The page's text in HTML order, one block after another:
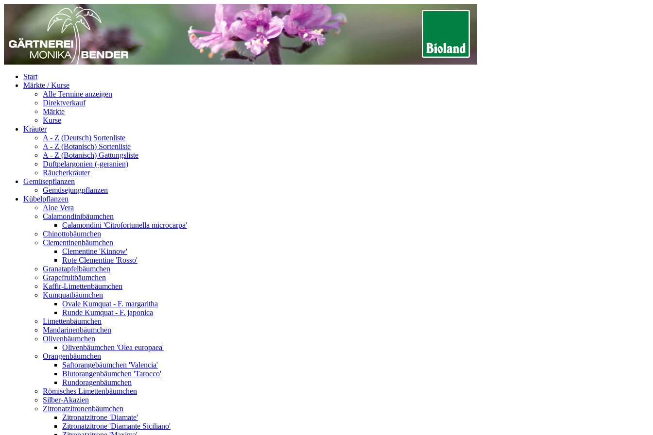
Start
Märkte / Kurse
Alle Termine anzeigen
Direktverkauf
Märkte
Kurse
Kräuter
A - Z (Deutsch) Sortenliste
A - Z (Botanisch) Sortenliste
A - Z (Botanisch) Gattungsliste
Duftpelargonien (-geranien)
Räucherkräuter
Gemüsepflanzen
Gemüsejungpflanzen
Kübelpflanzen
Aloe Vera
Calamondinibäumchen
Calamondini 'Citrofortunella microcarpa'
Chinottobäumchen
Clementinenbäumchen
Clementine 'Kinnow'
Rote Clementine 'Rosso'
Granatapfelbäumchen
Grapefruitbäumchen
Kaffir-Limettenbäumchen
Kumquatbäumchen
Ovale Kumquat - F. margaritha
Runde Kumquat - F. japonica
Limettenbäumchen
Mandarinenbäumchen
Olivenbäumchen
Olivenbäumchen 'Olea europaea'
Orangenbäumchen
Saftorangebäumchen 'Valencia'
Blutorangenbäumchen 'Tarocco'
Rundoragenbäumchen
Römisches Limettenbäumchen
Silber-Akazien
Zitronatzitronenbäumchen
Zitronatzitrone 'Diamate'
Zitronatzitrone 'Diamante Siciliano'